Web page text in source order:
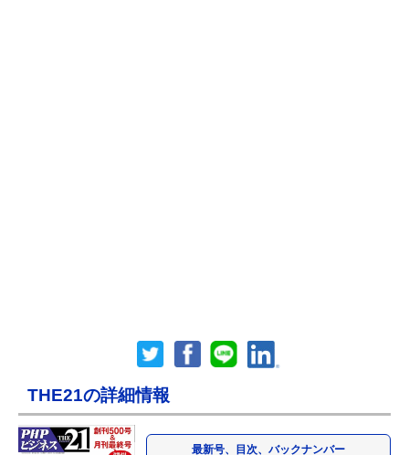
THE21の詳細情報
最新号、目次、バックナンバー